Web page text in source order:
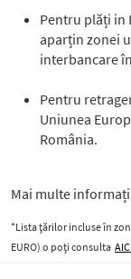
Pentru plăți in
aparțin zonei
interbancare
Pentru
Uniunea
România.
Mai multe
*Lista țărilor incluse în
EURO) o poți consulta AICI